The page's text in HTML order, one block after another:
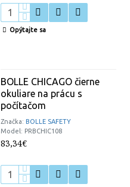
Opýtajte sa
Značka: BOLLE SAFETY
Model: PRBCHIC108
BOLLE CHICAGO čierne
okuliare na prácu s
počítačom
83,34€